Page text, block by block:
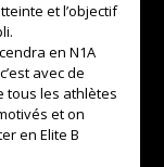
et l’objectif
en N1A
avec de
tous les athlètes
et on
en Elite B